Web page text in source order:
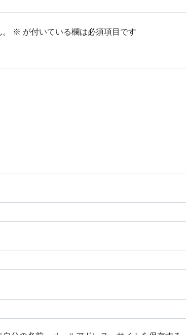
※ が付いている欄は必須項目です